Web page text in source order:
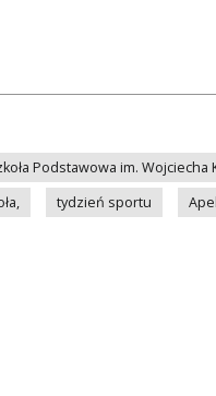
Podstawowa im. Wojciecha
tydzień sportu